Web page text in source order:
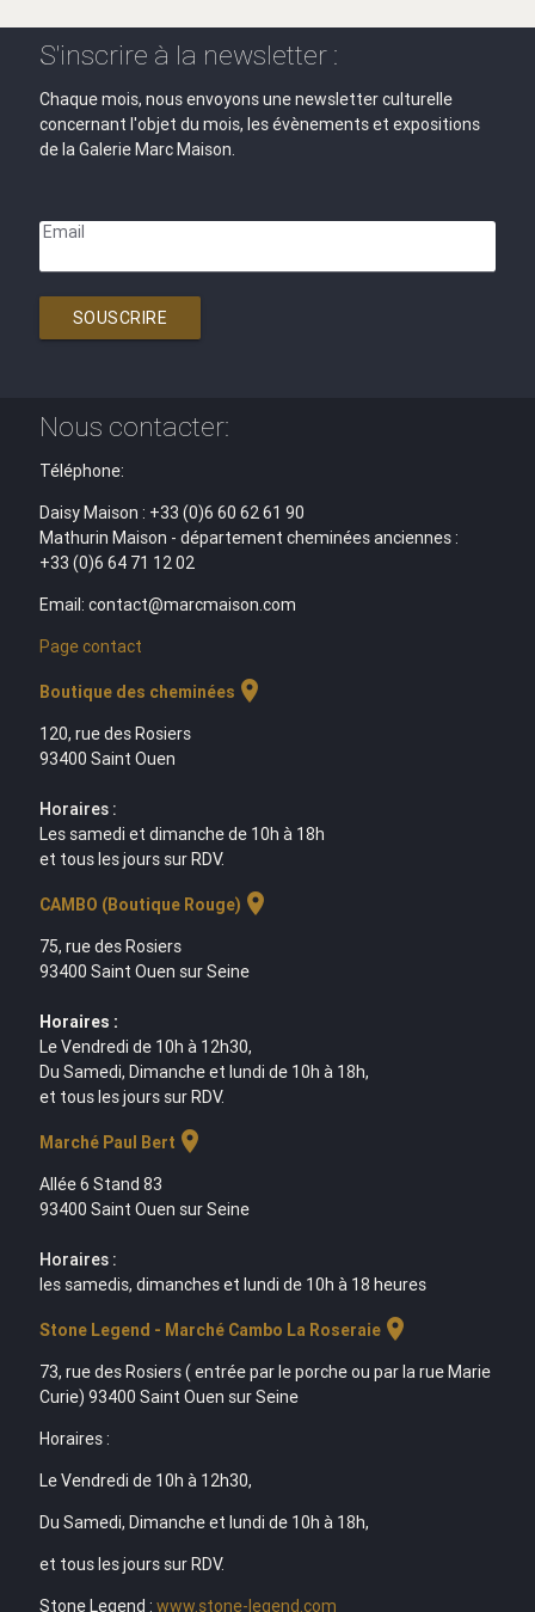
S'inscrire à la newsletter :
Chaque mois, nous envoyons une newsletter culturelle
concernant l'objet du mois, les évènements et expositions
de la Galerie Marc Maison.
Email
SOUSCRIRE
Nous contacter:
Téléphone:
Daisy Maison : +33 (0)6 60 62 61 90
Mathurin Maison - département cheminées anciennes :
+33 (0)6 64 71 12 02
Email: contact@marcmaison.com
Page contact
Boutique des cheminées location_on
120, rue des Rosiers
93400 Saint Ouen
Horaires :
Les samedi et dimanche de 10h à 18h
et tous les jours sur RDV.
CAMBO (Boutique Rouge) location_on
75, rue des Rosiers
93400 Saint Ouen sur Seine
Horaires :
Le Vendredi de 10h à 12h30,
Du Samedi, Dimanche et lundi de 10h à 18h,
et tous les jours sur RDV.
Marché Paul Bert location_on
Allée 6 Stand 83
93400 Saint Ouen sur Seine
Horaires :
les samedis, dimanches et lundi de 10h à 18 heures
Stone Legend - Marché Cambo La Roseraielocation_on
73, rue des Rosiers ( entrée par le porche ou par la rue Marie
Curie) 93400 Saint Ouen sur Seine
Horaires :
Le Vendredi de 10h à 12h30,
Du Samedi, Dimanche et lundi de 10h à 18h,
et tous les jours sur RDV.
Stone Legend : www.stone-legend.com